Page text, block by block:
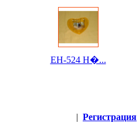
EH-524 Н�...
| Регистрация